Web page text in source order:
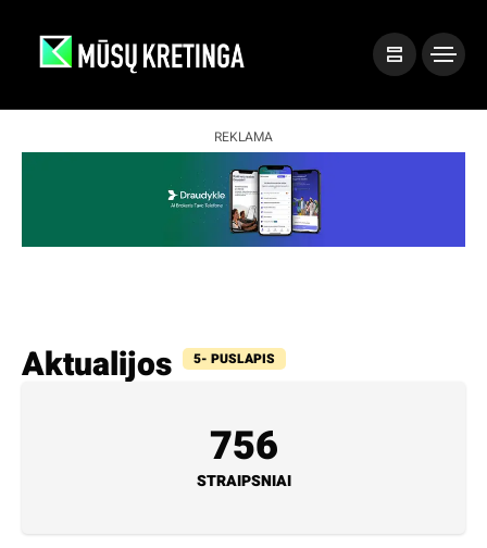
REKLAMA
Aktualijos 5- PUSLAPIS
756
STRAIPSNIAI